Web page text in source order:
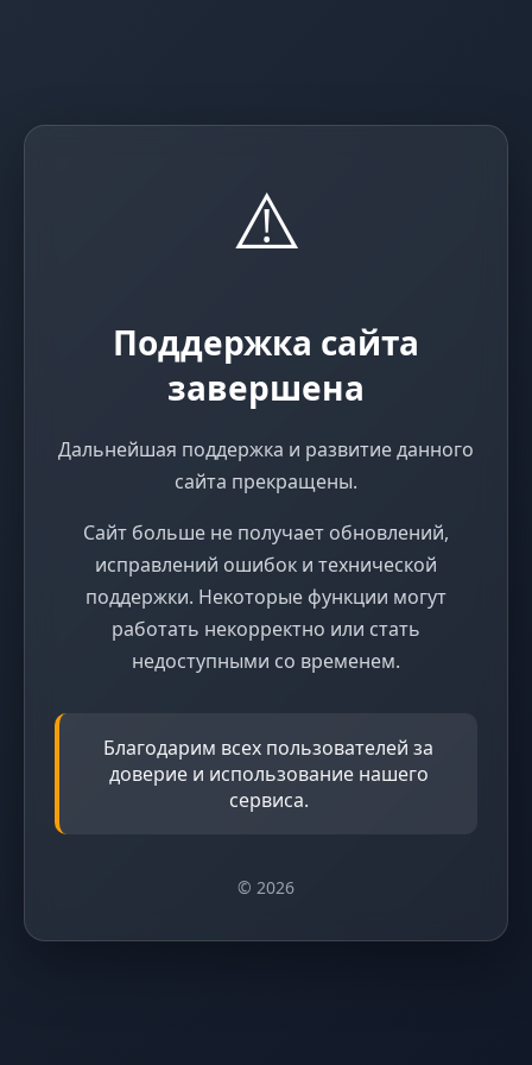
⚠️
Поддержка сайта
завершена
Дальнейшая поддержка и развитие данного
сайта прекращены.
Сайт больше не получает обновлений,
исправлений ошибок и технической
поддержки. Некоторые функции могут
работать некорректно или стать
недоступными со временем.
Благодарим всех пользователей за
доверие и использование нашего
сервиса.
© 2026